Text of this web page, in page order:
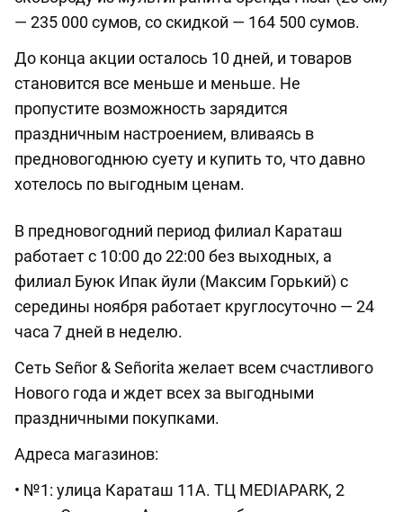
— 235 000 сумов, со скидкой — 164 500 сумов.
До конца акции осталось 10 дней, и товаров
становится все меньше и меньше. Не
пропустите возможность зарядится
праздничным настроением, вливаясь в
предновогоднюю суету и купить то, что давно
хотелось по выгодным ценам.
В предновогодний период филиал Караташ
работает с 10:00 до 22:00 без выходных, а
филиал Буюк Ипак йули (Максим Горький) с
середины ноября работает круглосуточно — 24
часа 7 дней в неделю.
Сеть Señor & Señorita желает всем счастливого
Нового года и ждет всех за выгодными
праздничными покупками.
Адреса магазинов:
• №1: улица Караташ 11А. ТЦ MEDIAPARK, 2